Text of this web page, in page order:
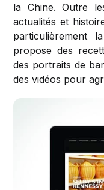
la Chine. Outre
actualités et
propose des
des portraits de
des vidéos pour